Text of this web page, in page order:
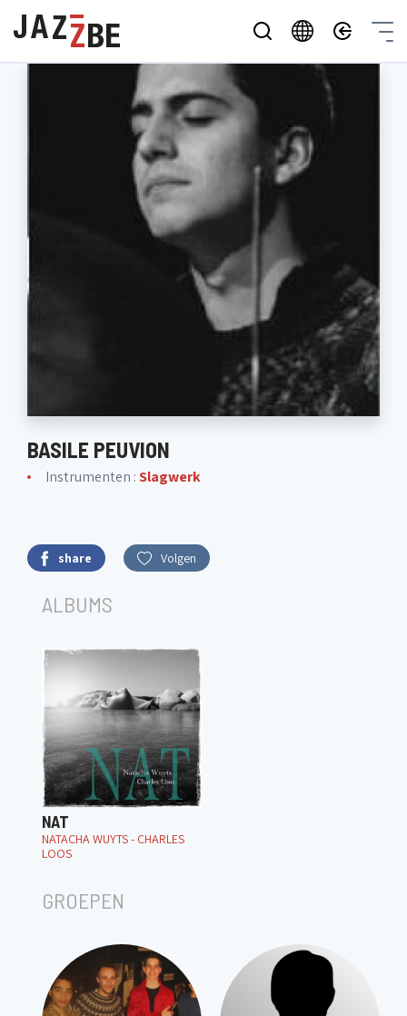
BASILE PEUVION
Instrumenten :Slagwerk
share Volgen
ALBUMS
NAT
NATACHA WUYTS - CHARLES
LOOS
GROEPEN